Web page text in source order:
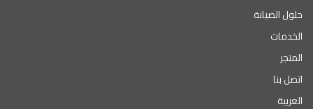
حلول الصيانة
الخدمات
المتجر
اتصل بنا
العربية